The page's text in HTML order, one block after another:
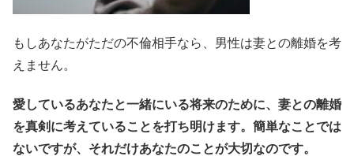
もしあなたがただの不倫相手なら、男性は妻との離婚を考
えません。
愛しているあなたと一緒にいる将来のために、妻との離婚
を真剣に考えていることを打ち明けます。簡単なことでは
ないですが、それだけあなたのことが大切なのです。